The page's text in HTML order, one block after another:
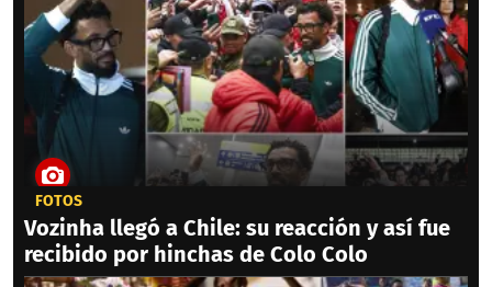
FOTOS
Vozinha llegó a Chile: su reacción y así fue
recibido por hinchas de Colo Colo